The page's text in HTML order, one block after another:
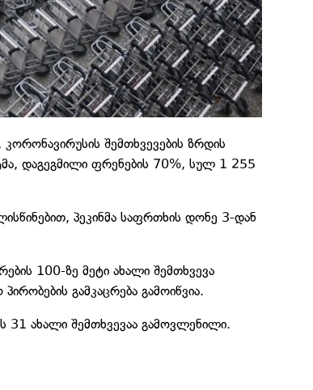
შემთხვევების ზრდის
დაგეგმილი ფრენების 70%, სულ 1 255
პეკინმა საფრთხის დონე 3-დან
100-ზე მეტი ახალი შემთხვევა
გამკაცრება გამოიწვია.
31 ახალი შემთხვევაა გამოვლენილი.